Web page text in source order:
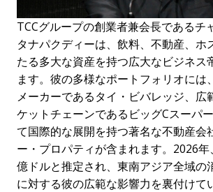
TCCグループの創業者兼会長であるチ
タナパクディーは、飲料、不動産、ホ
たる多大な資産を持つ広大なビジネス
ます。彼の多様なポートフォリオには
メーカーであるタイ・ビバレッジ、広
ケットチェーンであるビッグCスーパ
て国際的な展開を持つ著名な不動産会
ー・プロパティが含まれます。2026
億ドルと推定され、東南アジア全域の
に対する彼の広範な影響力を裏付けて